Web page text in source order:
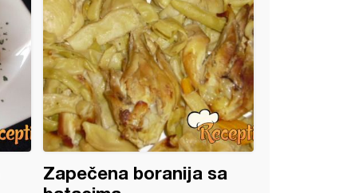
Zapečena boranija sa